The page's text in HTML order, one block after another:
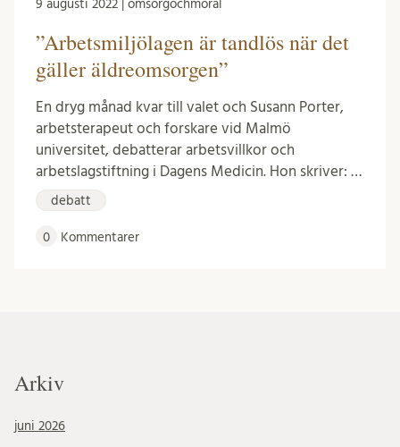
9 augusti 2022 | omsorgochmoral
”Arbetsmiljölagen är tandlös när det
gäller äldreomsorgen”
En dryg månad kvar till valet och Susann Porter,
arbetsterapeut och forskare vid Malmö
universitet, debatterar arbetsvillkor och
arbetslagstiftning i Dagens Medicin. Hon skriver: …
debatt
0 Kommentarer
Arkiv
juni 2026